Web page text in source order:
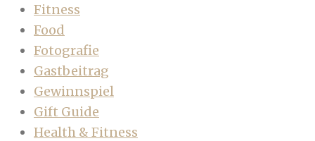
Fitness
Food
Fotografie
Gastbeitrag
Gewinnspiel
Gift Guide
Health & Fitness